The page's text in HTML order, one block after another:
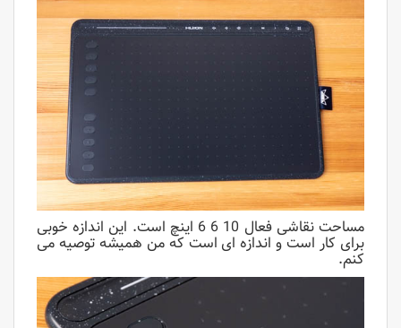
مساحت نقاشی فعال 10 6 6 اینچ است. این اندازه خوبی
برای کار است و اندازه ای است که من همیشه توصیه می
کنم.